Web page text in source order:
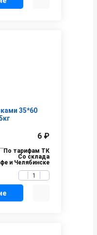
35*60
6 ₽
По тарифам ТК
Со склада
и Челябинске